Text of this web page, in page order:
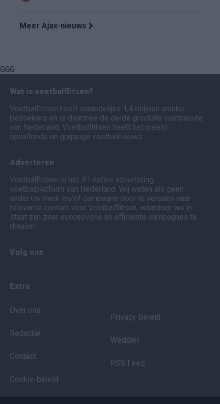
Meer Ajax-nieuws
GGG
Wat is voetbalflitsen?
Voetbalflitsen heeft maandelijks 1,4 miljoen unieke
bezoekers en is daarmee de derde grootste voetbalsite
van Nederland. Voetbalflitsen heeft het meest
opvallende en grappige voetbalnieuws.
Adverteren
Voetbalflitsen is het #1 native advertising
voetbalplatform van Nederland. Wij weten als geen
ander uw merk en/of campagne door te vertalen naar
relevante content voor Voetbalflitsen, waardoor we in
staat zijn zeer succesvolle en efficiënte campagnes te
draaien.
Volg ons
Extra
Over ons
Redactie
Contact
Cookie-beleid
Privacy-beleid
Wedden
RSS Feed